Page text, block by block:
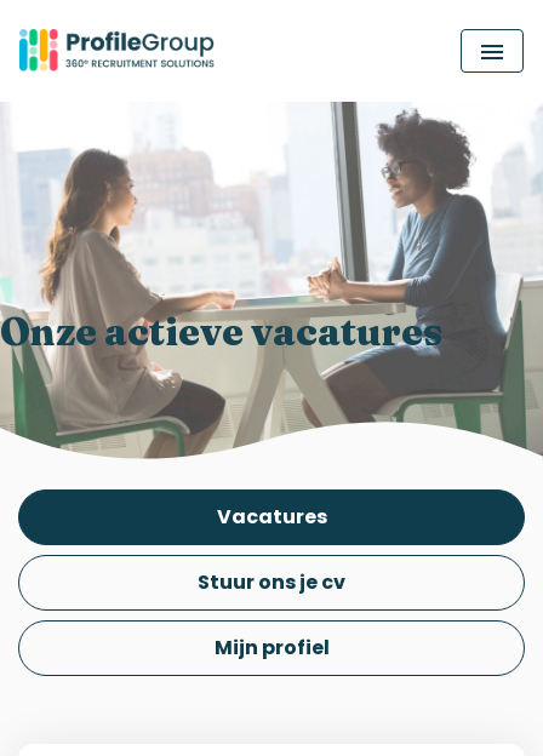
MENU
Onze actieve vacatures
Vacatures
Stuur ons je cv
Mijn profiel